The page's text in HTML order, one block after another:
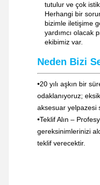
tutulur ve çok
Herhangi bir
bizimle iletişime
yardımcı olacak
ekibimiz var.
Neden Bizi
•20 yılı aşkın bir
odaklanıyoruz;
aksesuar yelpazesi
•Teklif Alın –
gereksinimlerinizi
teklif verecektir.